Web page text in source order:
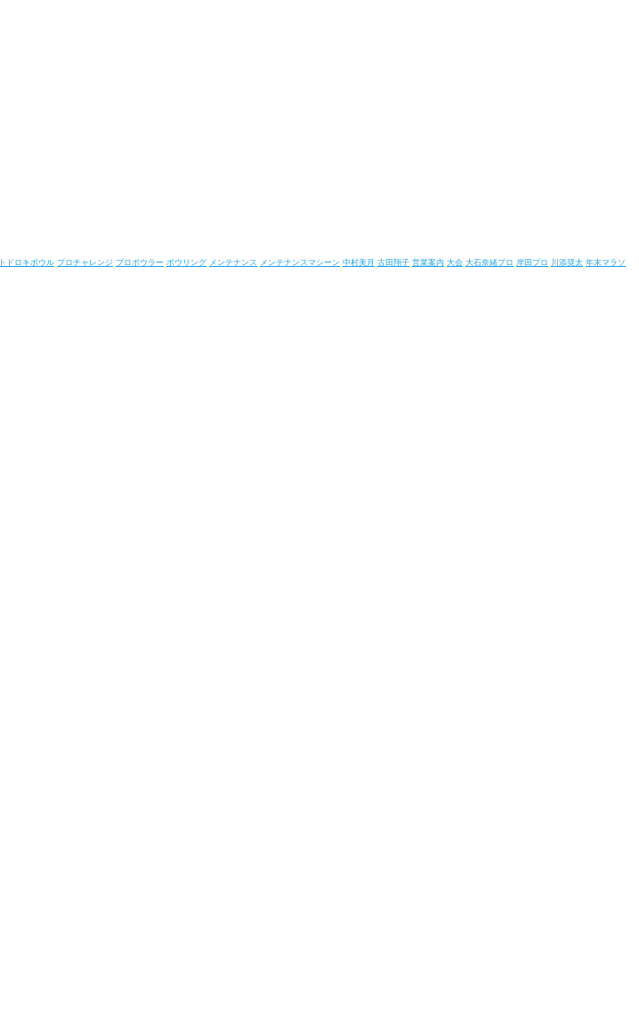
トドロキボウル プロチャレンジ プロボウラー ボウリング メンテナンス メンテナンスマシーン 中村美月 古田翔子 営業案内 大会 大石奈緒プロ 岸田プロ 川添奨太 年末マラソ